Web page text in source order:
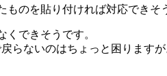
のを貼り付ければ対応できそ
できそうです。
らないのはちょっと困りますが